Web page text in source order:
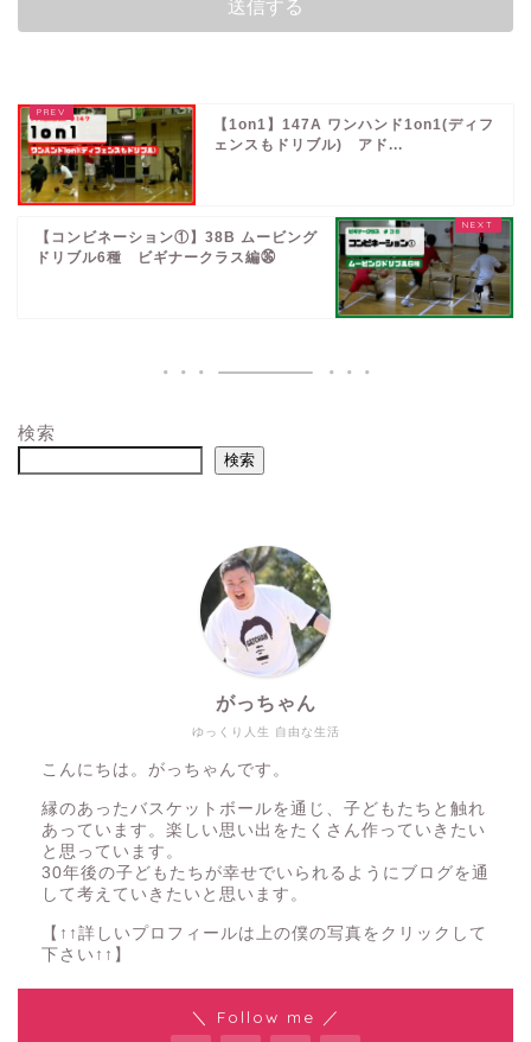
【1on1】147A ワンハンド1on1(ディフ
ェンスもドリブル) アド...
【コンビネーション①】38B ムービング
ドリブル6種 ビギナークラス編㊱
検索
検索
ゆっくり人生 自由な生活
がっちゃん
こんにちは。がっちゃんです。
縁のあったバスケットボールを通じ、子どもたちと触れ
あっています。楽しい思い出をたくさん作っていきたい
と思っています。
30年後の子どもたちが幸せでいられるようにブログを通
して考えていきたいと思います。
【↑↑詳しいプロフィールは上の僕の写真をクリックして
下さい↑↑】
＼ Follow me ／